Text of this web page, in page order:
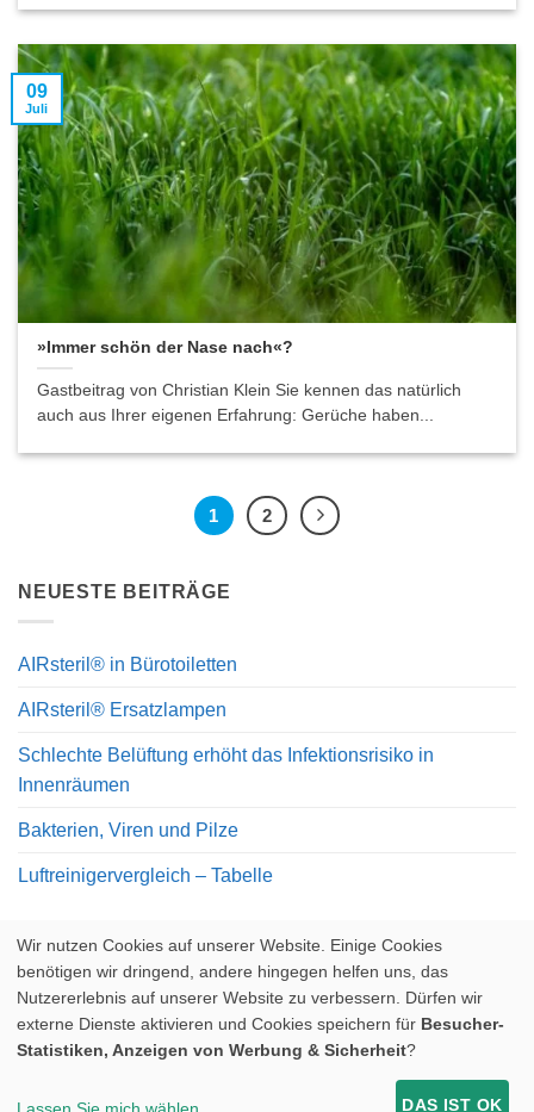
»Immer schön der Nase nach«?
Gastbeitrag von Christian Klein Sie kennen das natürlich
auch aus Ihrer eigenen Erfahrung: Gerüche haben...
09
Juli
1 2
NEUESTE BEITRÄGE
AIRsteril® in Bürotoiletten
AIRsteril® Ersatzlampen
Schlechte Belüftung erhöht das Infektionsrisiko in
Innenräumen
Bakterien, Viren und Pilze
Luftreinigervergleich – Tabelle
Stripe
WIDERRUFSBELEHRUNG UND RÜCKGABERECHT
IMPRESSUM
Wir nutzen Cookies auf unserer Website. Einige Cookies
benötigen wir dringend, andere hingegen helfen uns, das
Nutzererlebnis auf unserer Website zu verbessern. Dürfen wir
externe Dienste aktivieren und Cookies speichern für Besucher-
Statistiken, Anzeigen von Werbung & Sicherheit?
DAS IST OK